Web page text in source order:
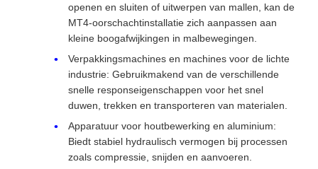
openen en sluiten of uitwerpen van mallen, kan de
MT4-oorschachtinstallatie zich aanpassen aan
kleine boogafwijkingen in malbewegingen.
Verpakkingsmachines en machines voor de lichte
industrie: Gebruikmakend van de verschillende
snelle responseigenschappen voor het snel
duwen, trekken en transporteren van materialen.
Apparatuur voor houtbewerking en aluminium:
Biedt stabiel hydraulisch vermogen bij processen
zoals compressie, snijden en aanvoeren.